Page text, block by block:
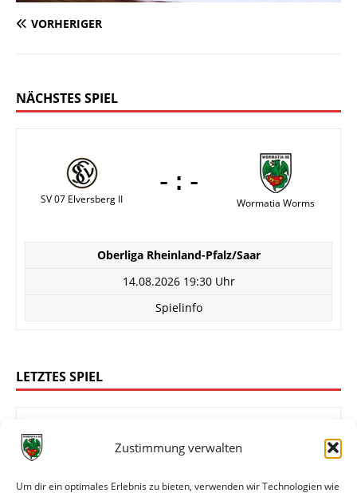
Zustimmung verwalten
Um dir ein optimales Erlebnis zu bieten, verwenden wir Technologien wie
VORHERIGER
NÄCHSTES SPIEL
SV 07 Elversberg II
-:-
Wormatia Worms
Oberliga Rheinland-Pfalz/Saar
14.08.2026 19:30 Uhr
Spielinfo
LETZTES SPIEL
Wormatia Worms